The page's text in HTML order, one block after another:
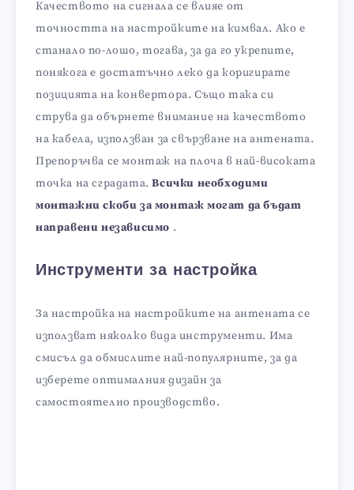
Качеството на сигнала се влияе от
точността на настройките на кимвал. Ако е
станало по-лошо, тогава, за да го укрепите,
понякога е достатъчно леко да коригирате
позицията на конвертора. Също така си
струва да обърнете внимание на качеството
на кабела, използван за свързване на антената.
Препоръчва се монтаж на плоча в най-високата
точка на сградата.Всички необходими
монтажни скоби за монтаж могат да бъдат
направени независимо .
Инструменти за настройка
За настройка на настройките на антената се
използват няколко вида инструменти. Има
смисъл да обмислите най-популярните, за да
изберете оптималния дизайн за
самостоятелно производство.